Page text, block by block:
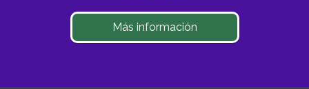
Más información